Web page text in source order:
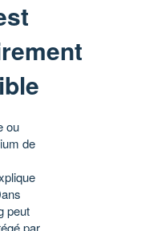
ou
de
peut
par